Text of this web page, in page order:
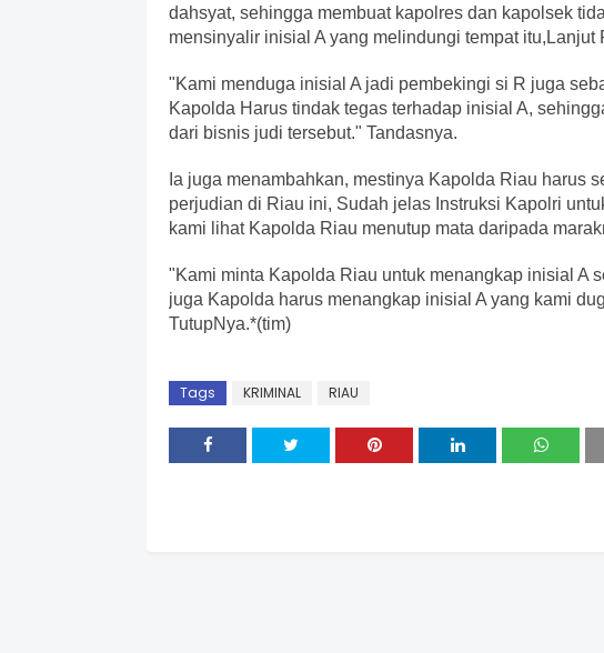
dahsyat, sehingga membuat kapolres dan kapolsek
mensinyalir inisial A yang melindungi tempat itu,Lanjut
"Kami menduga inisial A jadi pembekingi si R juga
Kapolda Harus tindak tegas terhadap inisial A,
dari bisnis judi tersebut." Tandasnya.
Ia juga menambahkan, mestinya Kapolda Riau harus
perjudian di Riau ini, Sudah jelas Instruksi Kapolri
kami lihat Kapolda Riau menutup mata daripada
"Kami minta Kapolda Riau untuk menangkap inisial A
juga Kapolda harus menangkap inisial A yang kami
TutupNya.*(tim)
Tags KRIMINAL RIAU